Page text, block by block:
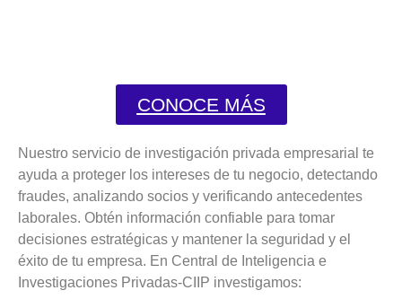
CONOCE MÁS
Nuestro servicio de investigación privada empresarial te
ayuda a proteger los intereses de tu negocio, detectando
fraudes, analizando socios y verificando antecedentes
laborales. Obtén información confiable para tomar
decisiones estratégicas y mantener la seguridad y el
éxito de tu empresa. En Central de Inteligencia e
Investigaciones Privadas-CIIP investigamos: